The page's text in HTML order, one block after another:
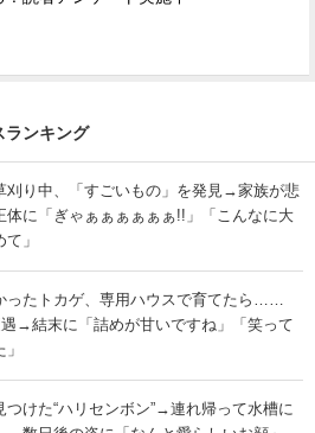
ランキング
刈り中、「すごいもの」を発見→家族が悲
体に「ぎゃぁぁぁぁぁぁ!!」「こんなに大
」
ったトカゲ、専用ハウスで育てたら……
→結末に「詰めが甘いですね」「笑って
つけた“ハリセンボン”→連れ帰って水槽に